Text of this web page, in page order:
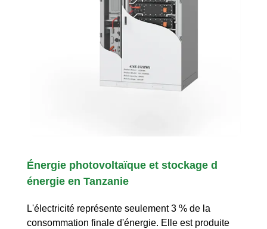
Énergie photovoltaïque et stockage d
énergie en Tanzanie
L'électricité représente seulement 3 % de la
consommation finale d'énergie. Elle est produite